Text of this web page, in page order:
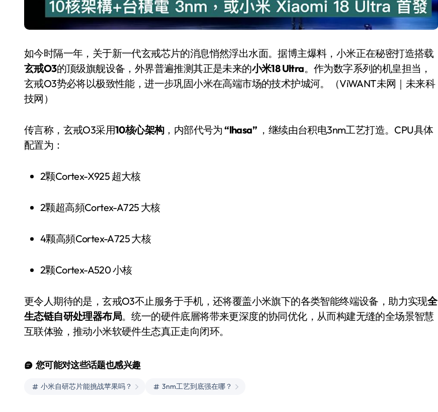
追觅清洁电器全球累计出货量破4000万台，技术创新驱动多品类增长
如今时隔一年，关于新一代玄戒芯片的消息悄然浮出水面。据博主爆料，小米正在秘密打造搭载
玄戒O3的顶级旗舰设备，外界普遍推测其正是未来的小米18 Ultra。作为数字系列的机皇担当，
玄戒O3势必将以极致性能，进一步巩固小米在高端市场的技术护城河。（ViWANT未网｜未来科
技网）
传言称，玄戒O3采用10核心架构，内部代号为“lhasa” ，继续由台积电3nm工艺打造。CPU具体
配置为：
2颗Cortex-X925 超大核
2颗超高頻Cortex-A725 大核
4颗高頻Cortex-A725 大核
2颗Cortex-A520 小核
更令人期待的是，玄戒O3不止服务于手机，还将覆盖小米旗下的各类智能终端设备，助力实现全
生态链自研处理器布局。统一的硬件底層将带来更深度的协同优化，从而构建无缝的全场景智慧
互联体验，推动小米软硬件生态真正走向闭环。
您可能对这些话题也感兴趣
小米自研芯片能挑战苹果吗？ 3nm工艺到底强在哪？